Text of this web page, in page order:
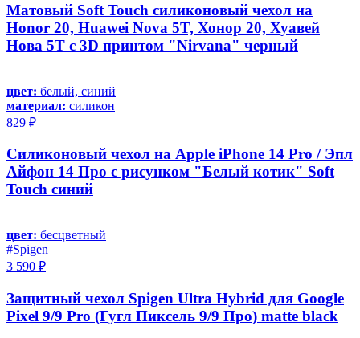
Матовый Soft Touch силиконовый чехол на
Honor 20, Huawei Nova 5T, Хонор 20, Хуавей
Нова 5Т с 3D принтом "Nirvana" черный
цвет: белый, синий
материал: силикон
829 ₽
Силиконовый чехол на Apple iPhone 14 Pro / Эпл
Айфон 14 Про с рисунком "Белый котик" Soft
Touch синий
цвет: бесцветный
#Spigen
3 590 ₽
Защитный чехол Spigen Ultra Hybrid для Google
Pixel 9/9 Pro (Гугл Пиксель 9/9 Про) matte black